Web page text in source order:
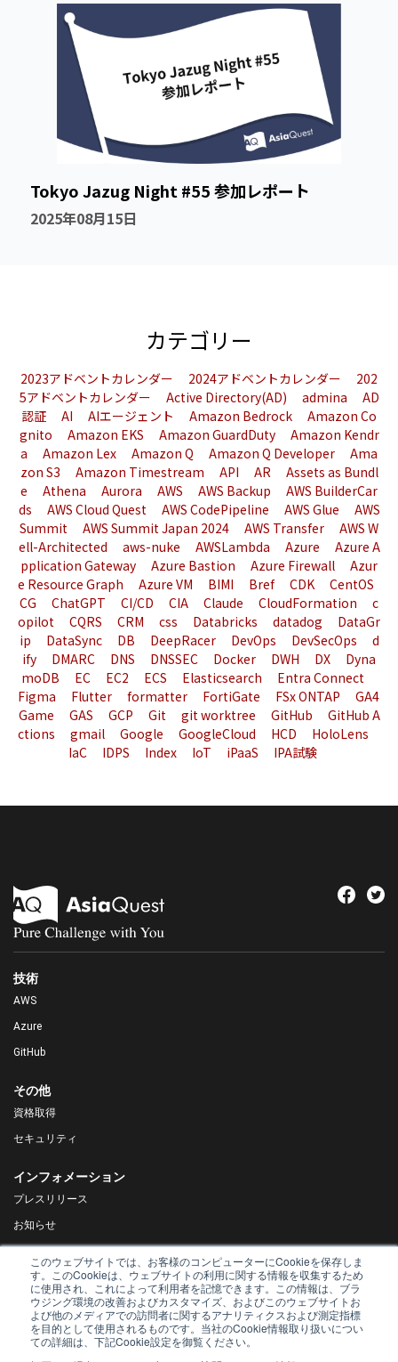
このウェブサイトでは、お客様のコンピューターにCookieを保存しま
す。このCookieは、ウェブサイトの利用に関する情報を収集するため
に使用され、これによって利用者を記憶できます。この情報は、ブラ
ウジング環境の改善およびカスタマイズ、およびこのウェブサイトお
よび他のメディアでの訪問者に関するアナリティクスおよび測定指標
を目的として使用されるものです。当社のCookie情報取り扱いについ
ての詳細は、下記Cookie設定を御覧ください。
Tokyo Jazug Night #55 参加レポート
2025年08月15日
カテゴリー
2023アドベントカレンダー 2024アドベントカレンダー
202
5アドベントカレンダー
Active Directory(AD) admina
AD
認証
AI AIエージェント Amazon Bedrock
Amazon Co
gnito
Amazon EKS Amazon GuardDuty
Amazon Kendr
a
Amazon Lex Amazon Q Amazon Q Developer
Ama
zon S3
Amazon Timestream API AR
Assets as Bundl
e
Athena Aurora AWS AWS Backup
AWS BuilderCar
ds
AWS Cloud Quest AWS CodePipeline AWS Glue
AWS
Summit
AWS Summit Japan 2024 AWS Transfer
AWS W
ell-Architected
aws-nuke AWSLambda Azure
Azure A
pplication Gateway
Azure Bastion Azure Firewall
Azur
e Resource Graph
Azure VM BIMI Bref CDK
CentOS
CG
ChatGPT CI/CD CIA Claude CloudFormation
c
opilot
CQRS CRM css Databricks datadog
DataGr
ip
DataSync DB DeepRacer DevOps DevSecOps
d
ify
DMARC DNS DNSSEC Docker DWH DX
Dyna
moDB
EC EC2 ECS Elasticsearch
Entra Connect
Figma
Flutter formatter FortiGate FSx ONTAP
GA4
Game
GAS GCP Git git worktree GitHub
GitHub A
ctions
gmail Google GoogleCloud HCD
HoloLens
IaC
IDPS Index IoT iPaaS IPA試験
技術
AWS
Azure
GitHub
その他
資格取得
セキュリティ
インフォメーション
プレスリリース
お知らせ
DX Navigator
Tech Blog
© AsiaQuest Co., Ltd. 2019